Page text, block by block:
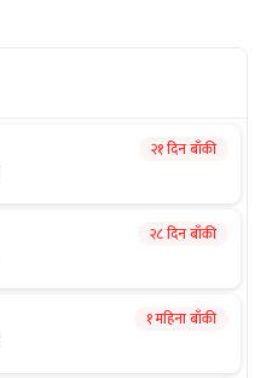
२१ दिन बाँकी
२८ दिन बाँकी
१ महिना बाँकी